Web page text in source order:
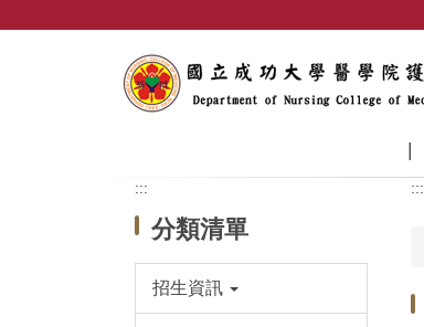
:::
分類清單
招生資訊
:::